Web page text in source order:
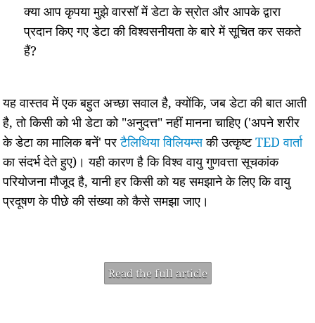
क्या आप कृपया मुझे वारसॉ में डेटा के स्रोत और आपके द्वारा
प्रदान किए गए डेटा की विश्वसनीयता के बारे में सूचित कर सकते
हैं?
यह वास्तव में एक बहुत अच्छा सवाल है, क्योंकि, जब डेटा की बात आती
है, तो किसी को भी डेटा को "अनुदत्त" नहीं मानना चाहिए ('अपने शरीर
के डेटा का मालिक बनें' परटैलिथिया विलियम्सकी उत्कृष्टTED वार्ता
का संदर्भ देते हुए)। यही कारण है कि विश्व वायु गुणवत्ता सूचकांक
परियोजना मौजूद है, यानी हर किसी को यह समझाने के लिए कि वायु
प्रदूषण के पीछे की संख्या को कैसे समझा जाए।
Read the full article